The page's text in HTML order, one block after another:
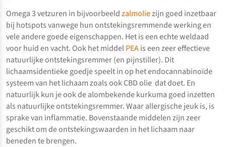
Omega 3 vetzuren in bijvoorbeeldzalmoliezijn goed inzetbaar
bij hotspots vanwege hun ontstekingsremmende werking en
vele andere goede eigenschappen. Het is een echte weldaad
voor huid en vacht. Ook het middelPEAis een zeer effectieve
natuurlijke ontstekingsremmer (en pijnstiller). Dit
lichaamsidentieke goedje speelt in op het endocannabinoïde
systeem van het lichaam zoals ook CBD olie dat doet. En
natuurlijk kun je ook de alombekende kurkuma goed inzetten
als natuurlijke ontstekingsremmer. Waar allergische jeuk is, is
sprake van inflammatie. Bovenstaande middelen zijn zeer
geschikt om de ontstekingswaarden in het lichaam naar
beneden te brengen.